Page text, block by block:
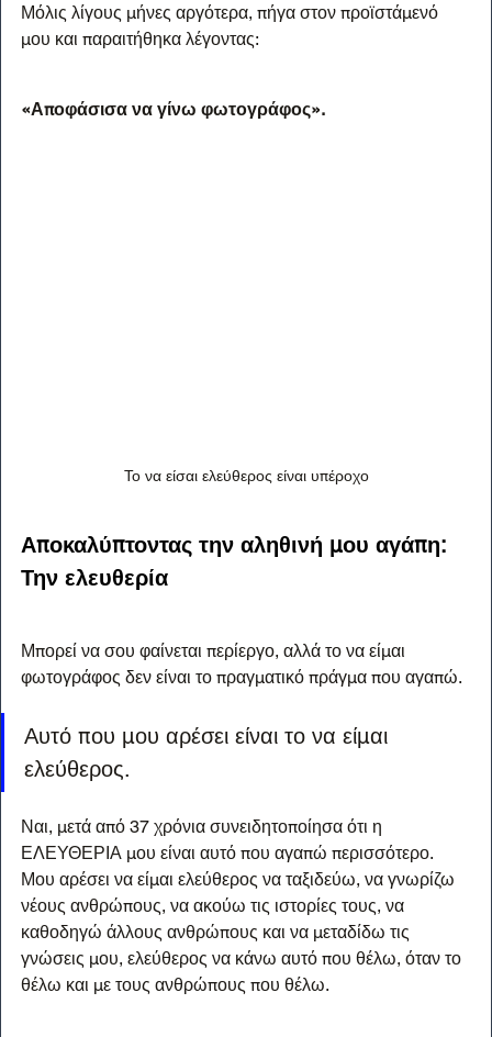
Μόλις λίγους μήνες αργότερα, πήγα στον προϊστάμενό
μου και παραιτήθηκα λέγοντας:
«Αποφάσισα να γίνω φωτογράφος».
Το να είσαι ελεύθερος είναι υπέροχο
Αποκαλύπτοντας την αληθινή μου αγάπη:
Την ελευθερία
Μπορεί να σου φαίνεται περίεργο, αλλά το να είμαι
φωτογράφος δεν είναι το πραγματικό πράγμα που αγαπώ.
Αυτό που μου αρέσει είναι το να είμαι
ελεύθερος.
Ναι, μετά από 37 χρόνια συνειδητοποίησα ότι η
ΕΛΕΥΘΕΡΙΑ μου είναι αυτό που αγαπώ περισσότερο.
Μου αρέσει να είμαι ελεύθερος να ταξιδεύω, να γνωρίζω
νέους ανθρώπους, να ακούω τις ιστορίες τους, να
καθοδηγώ άλλους ανθρώπους και να μεταδίδω τις
γνώσεις μου, ελεύθερος να κάνω αυτό που θέλω, όταν το
θέλω και με τους ανθρώπους που θέλω.